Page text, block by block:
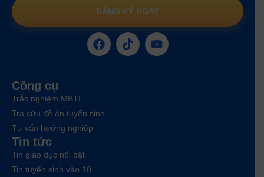
ĐĂNG KÝ NGAY
Công cụ
Trắc nghiệm MBTI
Tra cứu đề án tuyển sinh
Tư vấn hướng nghiệp
Tin tức
Tin giáo dục nổi bật
Tin tuyển sinh vào 10